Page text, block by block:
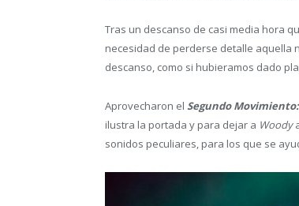
Tras un descanso de casi media hora
necesidad de perderse detalle aquella
descanso, como si hubieramos dado
Aprovecharon el Segundo Movimiento
ilustra la portada y para dejar a Woody
sonidos peculiares, para los que se